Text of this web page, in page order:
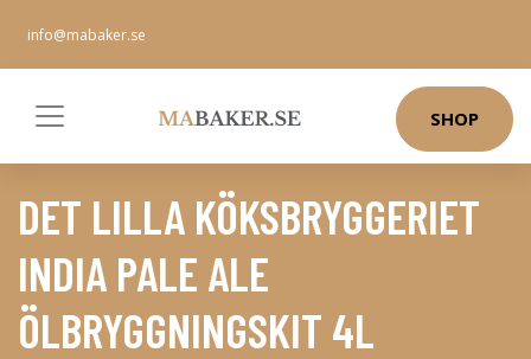
info@mabaker.se
SHOP
DET LILLA KÖKSBRYGGERIET
INDIA PALE ALE
ÖLBRYGGNINGSKIT 4L